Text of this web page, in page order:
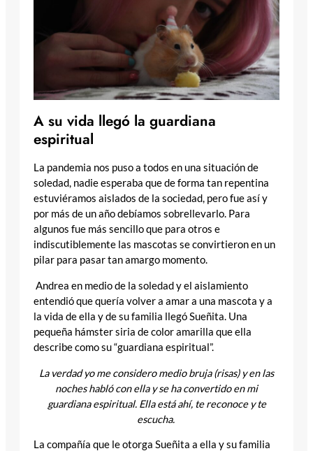
A su vida llegó la guardiana
espiritual
La pandemia nos puso a todos en una situación de
soledad, nadie esperaba que de forma tan repentina
estuviéramos aislados de la sociedad, pero fue así y
por más de un año debíamos sobrellevarlo. Para
algunos fue más sencillo que para otros e
indiscutiblemente las mascotas se convirtieron en un
pilar para pasar tan amargo momento.
Andrea en medio de la soledad y el aislamiento
entendió que quería volver a amar a una mascota y a
la vida de ella y de su familia llegó Sueñita. Una
pequeña hámster siria de color amarilla que ella
describe como su “guardiana espiritual”.
La verdad yo me considero medio bruja (risas) y en las
noches habló con ella y se ha convertido en mi
guardiana espiritual. Ella está ahí, te reconoce y te
escucha.
La compañía que le otorga Sueñita a ella y su familia